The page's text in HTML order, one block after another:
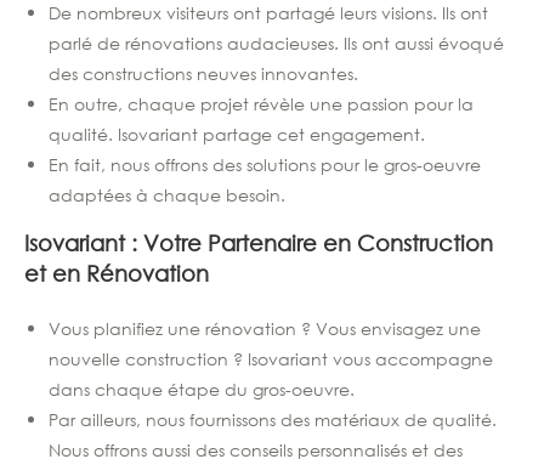
De nombreux visiteurs ont partagé leurs visions. Ils ont
parlé de rénovations audacieuses. Ils ont aussi évoqué
des constructions neuves innovantes.
En outre, chaque projet révèle une passion pour la
qualité. Isovariant partage cet engagement.
En fait, nous offrons des solutions pour le gros-oeuvre
adaptées à chaque besoin.
Isovariant : Votre Partenaire en Construction
et en Rénovation
Vous planifiez une rénovation ? Vous envisagez une
nouvelle construction ? Isovariant vous accompagne
dans chaque étape du gros-oeuvre.
Par ailleurs, nous fournissons des matériaux de qualité.
Nous offrons aussi des conseils personnalisés et des